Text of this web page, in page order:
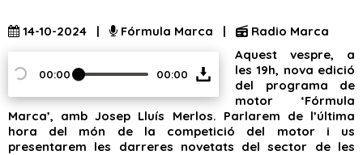
14-10-2024 | Fórmula Marca | Radio Marca
00:00 00:00
Aquest vespre, a
les 19h, nova edició
del programa de
motor ‘Fórmula
Marca’, amb Josep Lluís Merlos. Parlarem de l’última
hora del món de la competició del motor i us
presentarem les darreres novetats del sector de les